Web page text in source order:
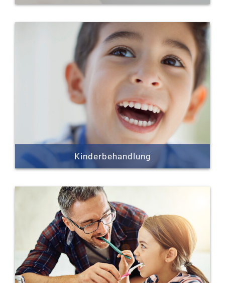
genannt, befasst sich mit funktionalen Störungen
des Kiefers, die sowohl weitreichende
Beschwerden als auch Erkrankungen im
gesamten Organismus auslösen können.
Erfahren Sie mehr »
Kinderbehandlung